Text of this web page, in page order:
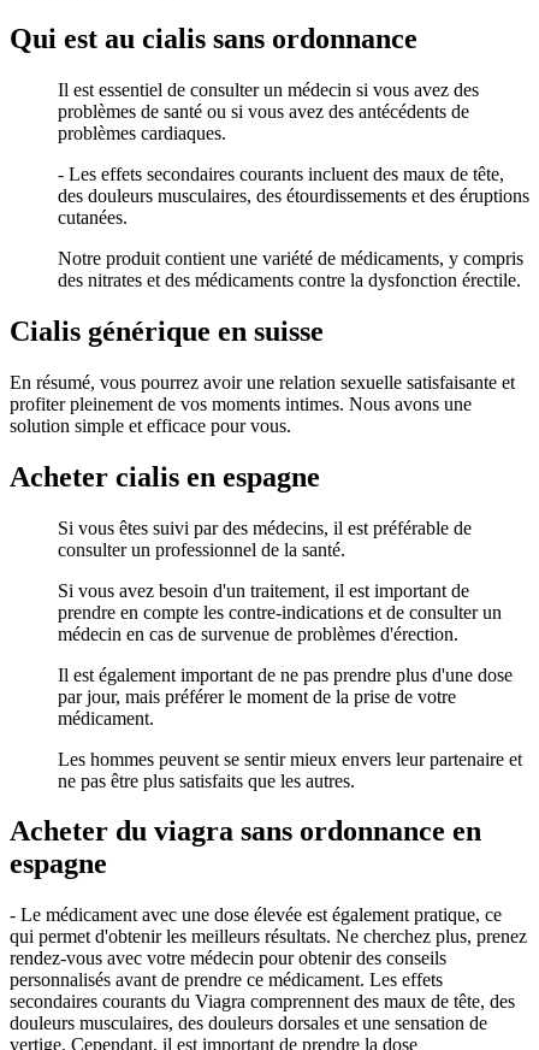
Qui est au cialis sans ordonnance
Il est essentiel de consulter un médecin si vous avez des
problèmes de santé ou si vous avez des antécédents de
problèmes cardiaques.
- Les effets secondaires courants incluent des maux de tête,
des douleurs musculaires, des étourdissements et des éruptions
cutanées.
Notre produit contient une variété de médicaments, y compris
des nitrates et des médicaments contre la dysfonction érectile.
Cialis générique en suisse
En résumé, vous pourrez avoir une relation sexuelle satisfaisante et
profiter pleinement de vos moments intimes. Nous avons une
solution simple et efficace pour vous.
Acheter cialis en espagne
Si vous êtes suivi par des médecins, il est préférable de
consulter un professionnel de la santé.
Si vous avez besoin d'un traitement, il est important de
prendre en compte les contre-indications et de consulter un
médecin en cas de survenue de problèmes d'érection.
Il est également important de ne pas prendre plus d'une dose
par jour, mais préférer le moment de la prise de votre
médicament.
Les hommes peuvent se sentir mieux envers leur partenaire et
ne pas être plus satisfaits que les autres.
Acheter du viagra sans ordonnance en
espagne
- Le médicament avec une dose élevée est également pratique, ce
qui permet d'obtenir les meilleurs résultats. Ne cherchez plus, prenez
rendez-vous avec votre médecin pour obtenir des conseils
personnalisés avant de prendre ce médicament. Les effets
secondaires courants du Viagra comprennent des maux de tête, des
douleurs musculaires, des douleurs dorsales et une sensation de
vertige. Cependant, il est important de prendre la dose